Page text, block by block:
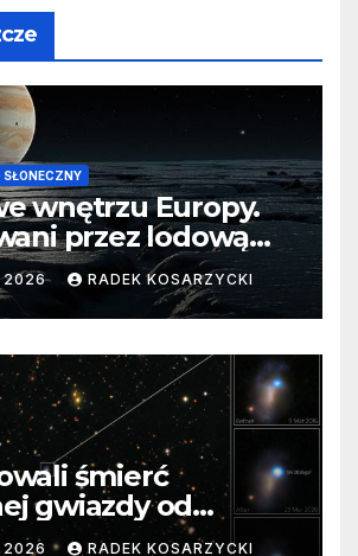
SŁONECZNY
wnętrzu Europy.
przez lodową
2026 RADEK KOSARZYCKI
śmierć
gwiazdy od
Niezwykle
2026 RADEK KOSARZYCKI